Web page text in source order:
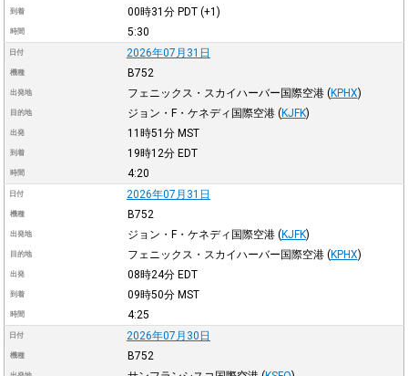
到着 00時31分 PDT(+1)
時間 5:30
日付 2026年07月31日
機種 B752
出発地 フェニックス・スカイハーバー国際空港 (KPHX)
目的地 ジョン・F・ケネディ国際空港 (KJFK)
出発 11時51分 MST
到着 19時12分 EDT
時間 4:20
日付 2026年07月31日
機種 B752
出発地 ジョン・F・ケネディ国際空港 (KJFK)
目的地 フェニックス・スカイハーバー国際空港 (KPHX)
出発 08時24分 EDT
到着 09時50分 MST
時間 4:25
日付 2026年07月30日
機種 B752